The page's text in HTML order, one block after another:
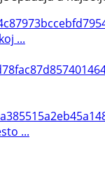
...
...